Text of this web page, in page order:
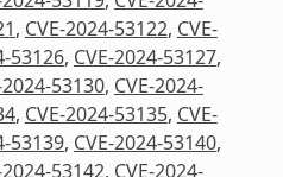
, CVE-2024-53122, CVE-
53126, CVE-2024-53127,
2024-53130, CVE-2024-
, CVE-2024-53135, CVE-
53139, CVE-2024-53140,
2024-53142, CVE-2024-